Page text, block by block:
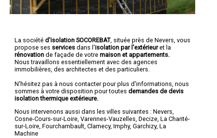
La société d'isolation SOCOREBAT, située près de Nevers, vous
propose ses services dans l'isolation par l'extérieuret la
rénovation de façade de votre maison et appartements.
Nous travaillons essentiellement avec des agences
immobilières, des architectes et des particuliers.
N'hésitez pas à nous contacter pour plus d'informations, nous
sommes à votre disposition pour toutes demandes de devis
isolation thermique extérieure.
Nous intervenons aussi dans les villes suivantes : Nevers,
Cosne-Cours-sur-Loire, Varennes-Vauzelles, Decize, La Charité-
sur-Loire, Fourchambault, Clamecy, Imphy, Garchizy, La
Machine